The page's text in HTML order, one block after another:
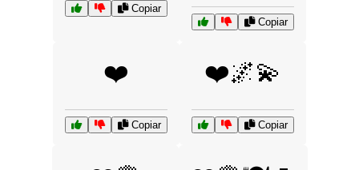
Copiar
Copiar
❤️
Copiar
❤️🌌💫
Copiar